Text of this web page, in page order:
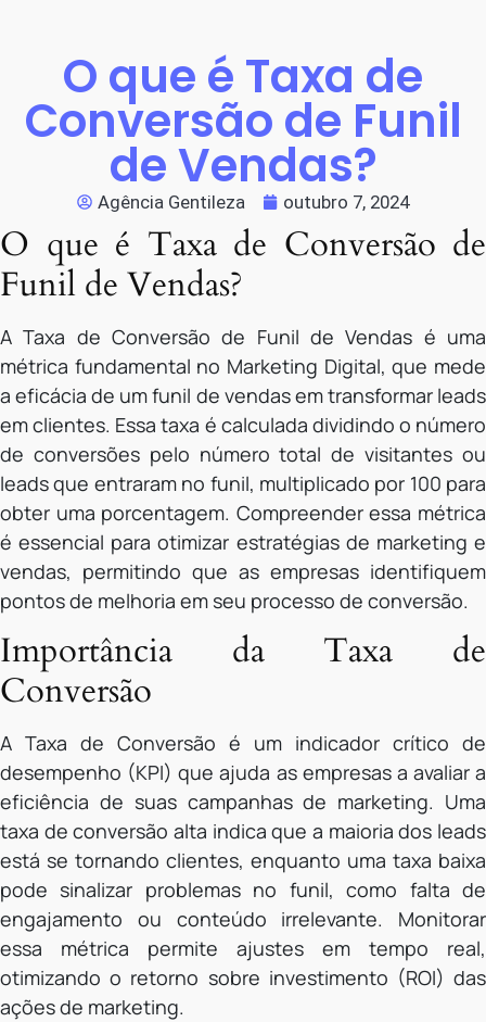
O que é Taxa de
Conversão de Funil
de Vendas?
Agência Gentileza outubro 7, 2024
O que é Taxa de Conversão de
Funil de Vendas?
A Taxa de Conversão de Funil de Vendas é uma
métrica fundamental no Marketing Digital, que mede
a eficácia de um funil de vendas em transformar leads
em clientes. Essa taxa é calculada dividindo o número
de conversões pelo número total de visitantes ou
leads que entraram no funil, multiplicado por 100 para
obter uma porcentagem. Compreender essa métrica
é essencial para otimizar estratégias de marketing e
vendas, permitindo que as empresas identifiquem
pontos de melhoria em seu processo de conversão.
Importância da Taxa de
Conversão
A Taxa de Conversão é um indicador crítico de
desempenho (KPI) que ajuda as empresas a avaliar a
eficiência de suas campanhas de marketing. Uma
taxa de conversão alta indica que a maioria dos leads
está se tornando clientes, enquanto uma taxa baixa
pode sinalizar problemas no funil, como falta de
engajamento ou conteúdo irrelevante. Monitorar
essa métrica permite ajustes em tempo real,
otimizando o retorno sobre investimento (ROI) das
ações de marketing.